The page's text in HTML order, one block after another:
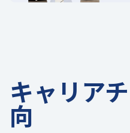
キャリア
向